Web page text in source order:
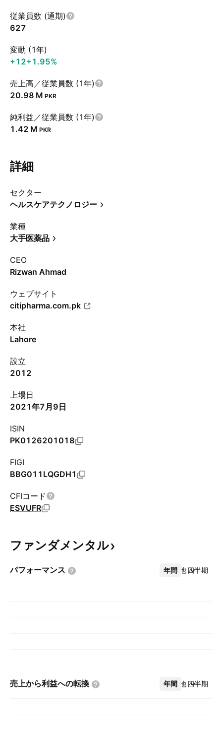
従業員数 (通期)
627
変動 (1年)
+12+1.95%
売上高／従業員数 (1年)
‪20.98 M‬ PKR
純利益／従業員数 (1年)
‪1.42 M‬ PKR
詳細
セクター
ヘルスケアテクノロジー
業種
大手医薬品
CEO
Rizwan Ahmad
ウェブサイト
citipharma.com.pk
本社
Lahore
設立
2012
上場日
2021年7月9日
ISIN
PK0126201018
FIGI
BBG011LQGDH1
CFIコード
ESVUFR
ファンダメンタル
パフォーマンス 年間 四半期
その他
売上から利益への転換 年間 四半期
その他